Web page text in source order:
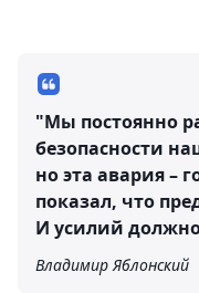
"Мы постоянно
безопасности
но эта авария –
показал, что
И усилий
Владимир Яблонский